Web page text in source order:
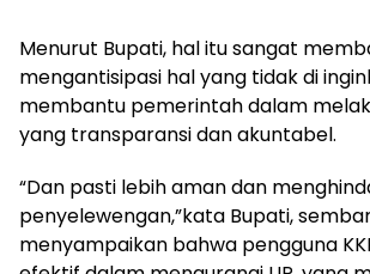
Menurut Bupati, hal itu sangat
mengantisipasi hal yang tidak di
membantu pemerintah dalam
yang transparansi dan akuntabel.
“Dan pasti lebih aman dan
penyelewengan,”kata Bupati,
menyampaikan bahwa pengguna